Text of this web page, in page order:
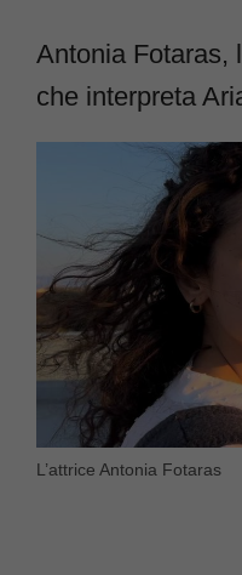
Antonia Fotaras,
che interpreta
L’attrice Antonia Fotaras